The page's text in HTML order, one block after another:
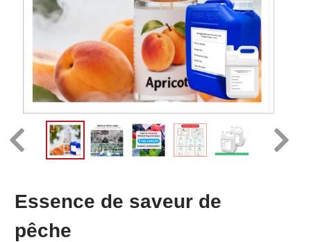
Essence de saveur de
pêche